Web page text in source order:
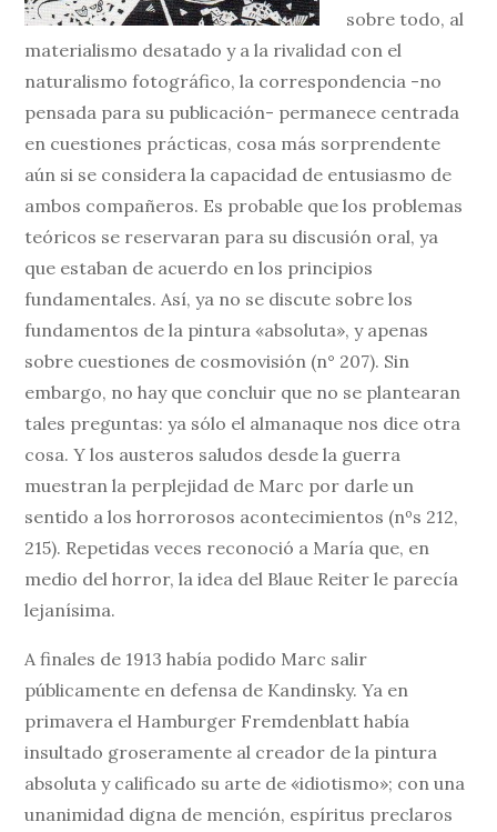
sobre todo, al
materialismo desatado y a la rivalidad con el
naturalismo fotográfico, la correspondencia -no
pensada para su publicación- permanece centrada
en cuestiones prácticas, cosa más sorprendente
aún si se considera la capacidad de entusiasmo de
ambos compañeros. Es probable que los problemas
teóricos se reservaran para su discusión oral, ya
que estaban de acuerdo en los principios
fundamentales. Así, ya no se discute sobre los
fundamentos de la pintura «absoluta», y apenas
sobre cuestiones de cosmovisión (n° 207). Sin
embargo, no hay que concluir que no se plantearan
tales preguntas: ya sólo el almanaque nos dice otra
cosa. Y los austeros saludos desde la guerra
muestran la perplejidad de Marc por darle un
sentido a los horrorosos acontecimientos (nºs 212,
215). Repetidas veces reconoció a María que, en
medio del horror, la idea del Blaue Reiter le parecía
lejanísima.
A finales de 1913 había podido Marc salir
públicamente en defensa de Kandinsky. Ya en
primavera el Hamburger Fremdenblatt había
insultado groseramente al creador de la pintura
absoluta y calificado su arte de «idiotismo»; con una
unanimidad digna de mención, espíritus preclaros